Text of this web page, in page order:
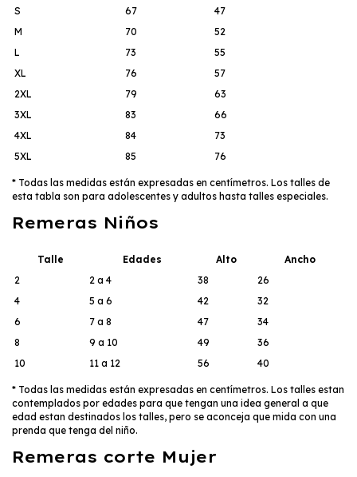
S 67
47
M
70
52
L
73
55
XL
76
57
2XL
79
63
3XL
83
66
4XL
84
73
5XL
85 76
* Todas las medidas están expresadas en centímetros. Los talles de
esta tabla son para adolescentes y adultos hasta talles especiales.
Remeras Niños
Talle Edades Alto
Ancho
2
2 a 4 38
26
4
5 a 6 42
32
6
7 a 8 47
34
8
9 a 10 49
36
10
11 a 12 56 40
* Todas las medidas están expresadas en centímetros. Los talles estan
contemplados por edades para que tengan una idea general a que
edad estan destinados los talles, pero se aconceja que mida con una
prenda que tenga del niño.
Remeras corte Mujer